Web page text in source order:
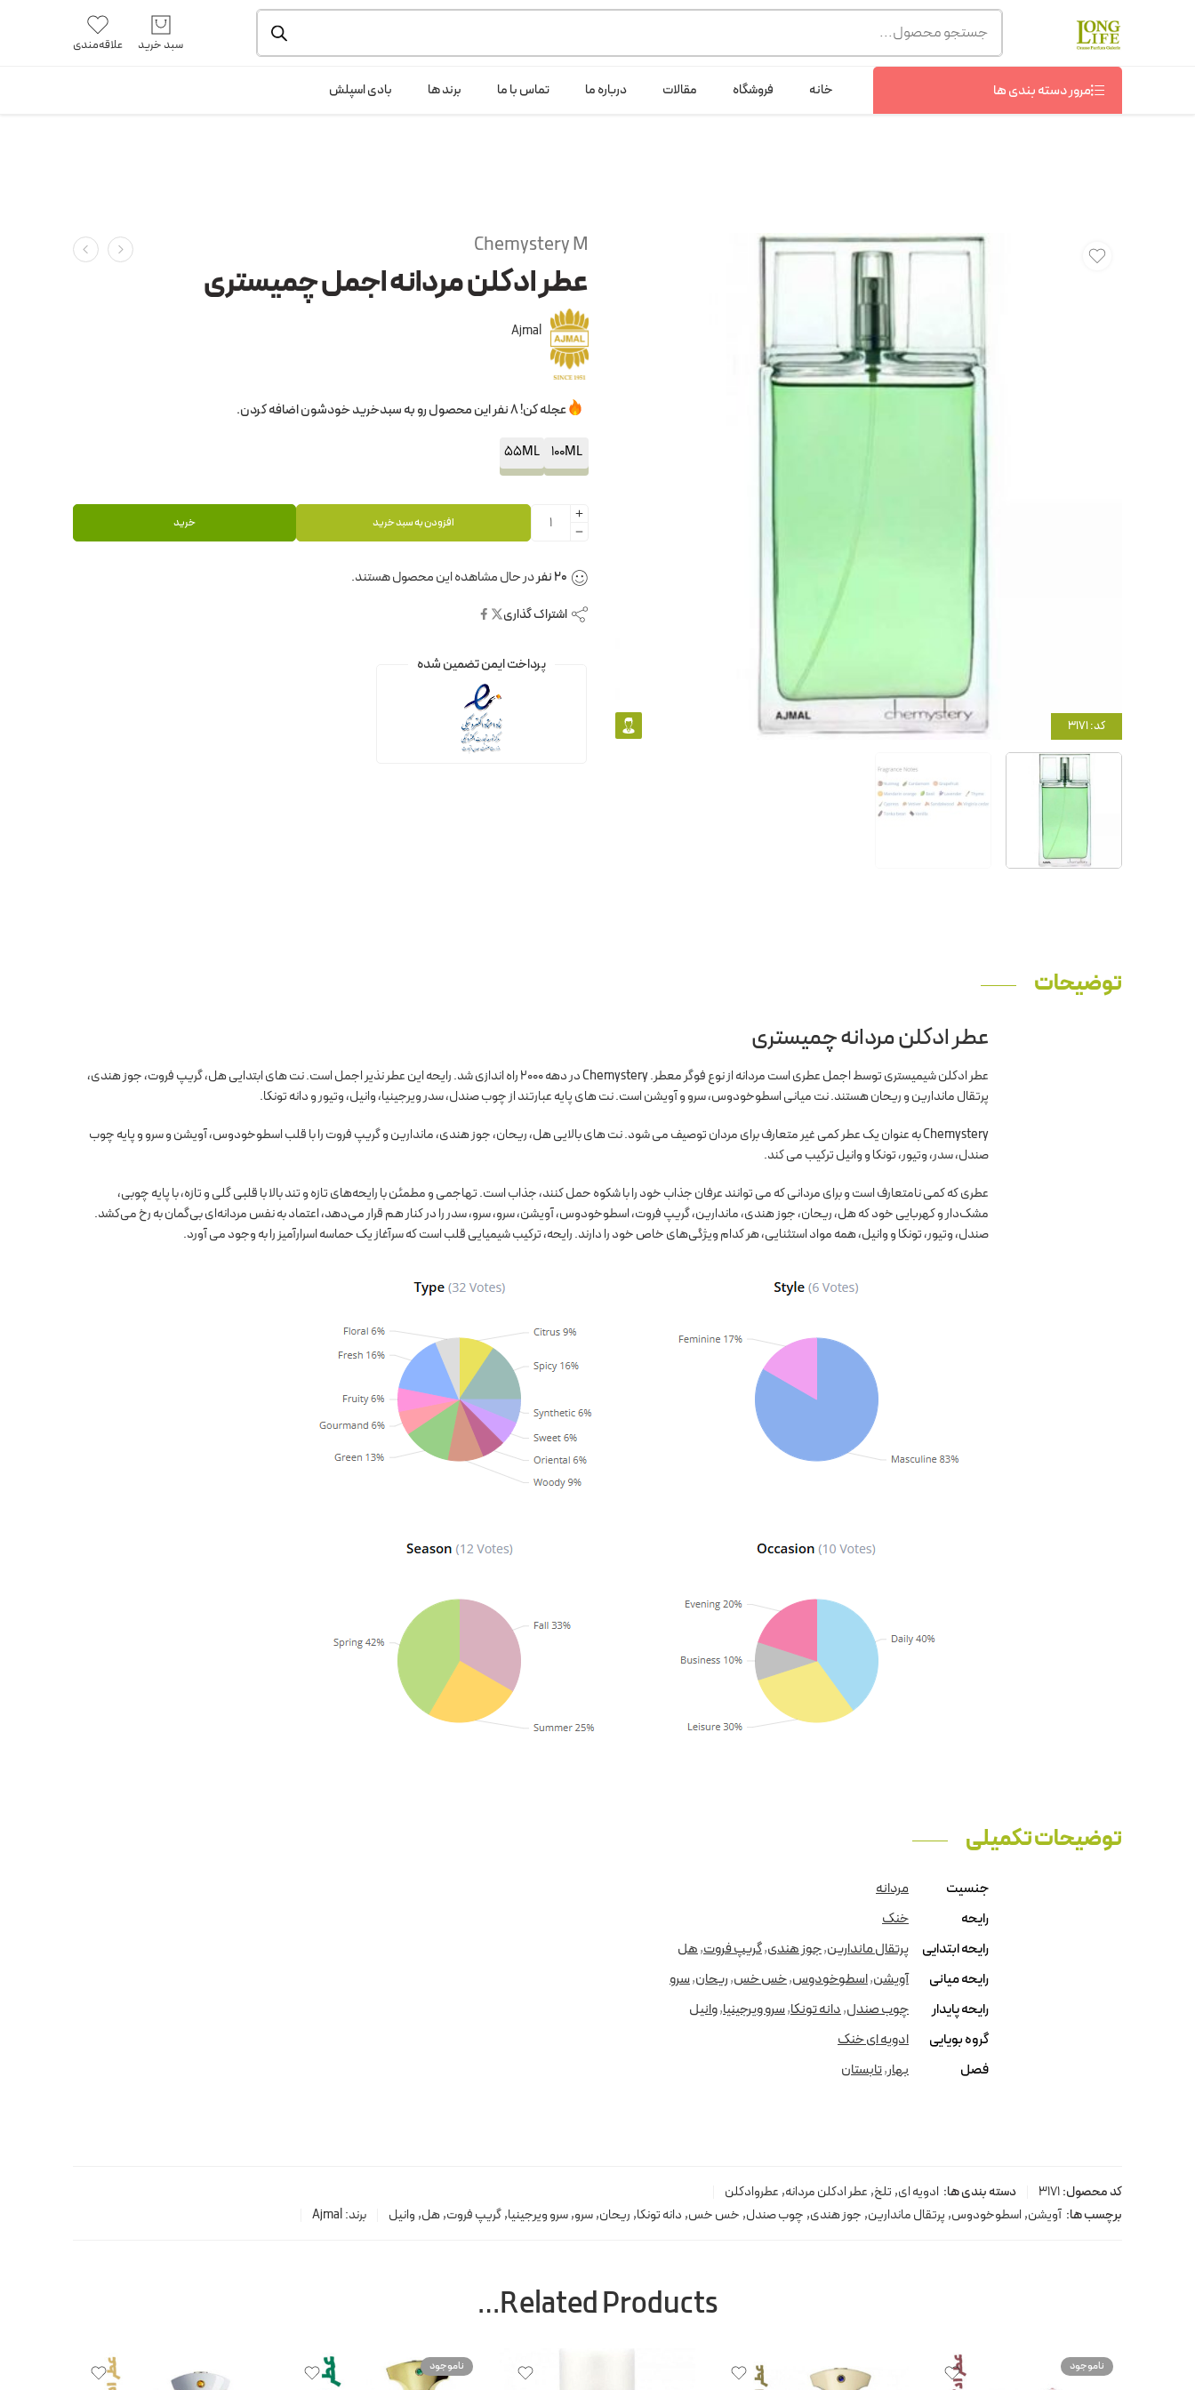
توجه! برند لانگ لایف رایحه های معروف را با شیشه و بسته بندی خود شرکت لانگ لایف عرضه می کند.که با انتخاب حجم هر ادکلنی می توانید شیشه و بسته بندی را ملاحظه بفرمایید. آموزش خرید از سایت
شماره پشتیبانی :09368076869
سبد خرید علاقه‌مندی
مرور دسته بندی ها خانه فروشگاه مقالات درباره ما تماس با ما برند ها بادی اسپلش
کد: 3171
Chemystery M
عطر ادکلن مردانه اجمل چمیستری
Ajmal
عجله کن! 8 نفر این محصول رو به سبدخرید خودشون اضافه کردن.
100ML
55ML
افزودن به سبد خرید خرید
20نفردر حال مشاهده این محصول هستند.
اشتراک گذاری
پرداخت ایمن تضمین شده
توضیحات
عطر ادکلن مردانه چمیستری
عطر ادکلن شیمیستری توسط اجمل عطری است مردانه از نوع فوگر معطر. Chemystery در دهه 2000 راه اندازی شد. رایحه این عطر نذیر اجمل است. نت های ابتدایی هل، گریپ فروت، جوز هندی،
پرتقال ماندارین و ریحان هستند. نت میانی اسطوخودوس، سرو و آویشن است. نت های پایه عبارتند از چوب صندل، سدر ویرجینیا، وانیل، وتیور و دانه تونکا.
Chemystery به عنوان یک عطر کمی غیر متعارف برای مردان توصیف می شود. نت های بالایی هل، ریحان، جوز هندی، ماندارین و گریپ فروت را با قلب اسطوخودوس، آویشن و سرو و پایه چوب
صندل، سدر، وتیور، تونکا و وانیل ترکیب می کند.
عطری که کمی نامتعارف است و برای مردانی که می توانند عرفان جذاب خود را با شکوه حمل کنند، جذاب است. تهاجمی و مطمئن با رایحه‌های تازه و تند بالا با قلبی گلی و تازه، با پایه چوبی،
مشک‌دار و کهربایی خود که هل، ریحان، جوز هندی، ماندارین، گریپ فروت، اسطوخودوس، آویشن، سرو، سرو، سدر را در کنار هم قرار می‌دهد، اعتماد به نفس مردانه‌ای بی‌گمان به رخ می‌کشد.
صندل، وتیور، تونکا و وانیل، همه مواد استثنایی، هر کدام ویژگی‌های خاص خود را دارند. رایحه، ترکیب شیمیایی قلب است که سرآغاز یک حماسه اسرارآمیز را به وجود می آورد.
توضیحات تکمیلی
جنسیت
مردانه
رایحه
خنک
رایحه ابتدایی
پرتقال ماندارین,جوز هندی,گریپ فروت,هل
رایحه میانی
آویشن,اسطوخودوس,خس خس,ریحان,سرو
رایحه پایدار
چوب صندل,دانه تونکا,سرو ویرجینیا,وانیل
گروه بویایی
ادویه ای خنک
فصل
بهار,تابستان
کد محصول:3171 دسته بندی ها: ادویه ای, تلخ, عطر ادکلن مردانه, عطروادکلن
برچسب ها: آویشن, اسطوخودوس, پرتقال ماندارین, جوز هندی, چوب صندل, خس خس, دانه تونکا, ریحان,سرو,سرو ویرجینیا,گریپ فروت, هل, وانیل برند:Ajmal
Related Products…
ناموجود ناموجود